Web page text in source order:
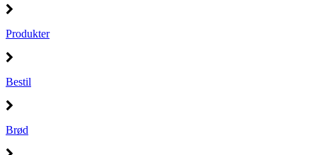
Produkter
Bestil
Brød